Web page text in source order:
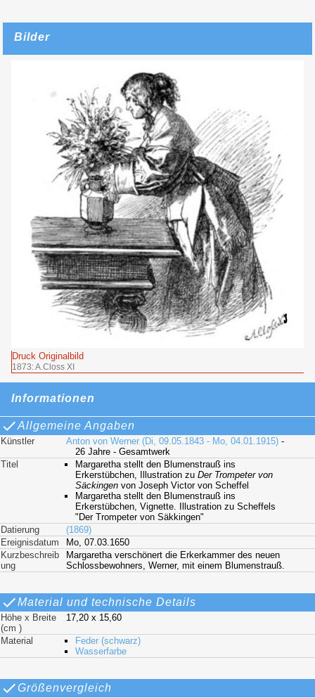
Bilder
Druck Originalbild
1873: A.Closs XI
Informationen
Allgemeine Angaben
Künstler Anton von Werner (Di, 09.05.1843 - Mo, 04.01.1915) -
26 Jahre - Gesamtwerk
Titel
Margaretha stellt den Blumenstrauß ins
Erkerstübchen, Illustration zuDer Trompeter von
Säckingen von Joseph Victor von Scheffel
Margaretha stellt den Blumenstrauß ins
Erkerstübchen, Vignette. Illustration zu Scheffels
"Der Trompeter von Säkkingen"
Datierung
(1869)
Ereignisdatum
Mo, 07.03.1650
Kurzbeschreib
ung
Margaretha verschönert die Erkerkammer des neuen
Schlossbewohners, Werner, mit einem Blumenstrauß.
Material und technische Details
Höhe x Breite
(cm )
17,20 x 15,60
Material
Feder (schwarz)
Wasserfarbe
Größenvergleich